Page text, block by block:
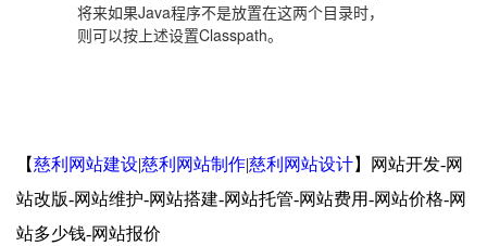
将来如果Java程序不是放置在这两个目录时，
则可以按上述设置Classpath。
【慈利网站建设|慈利网站制作|慈利网站设计】网站开发-网
站改版-网站维护-网站搭建-网站托管-网站费用-网站价格-网
站多少钱-网站报价